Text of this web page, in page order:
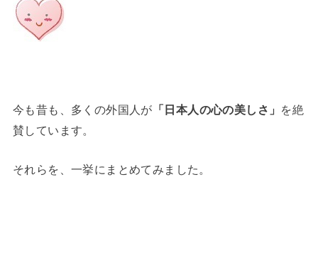
今も昔も、多くの外国人が 「日本人の心の美しさ」 を絶
賛しています。
それらを、一挙にまとめてみました。